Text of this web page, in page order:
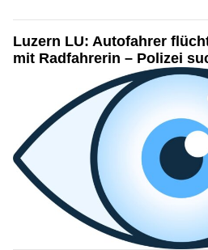
Luzern LU: Autofahrer
mit Radfahrerin – Polizei